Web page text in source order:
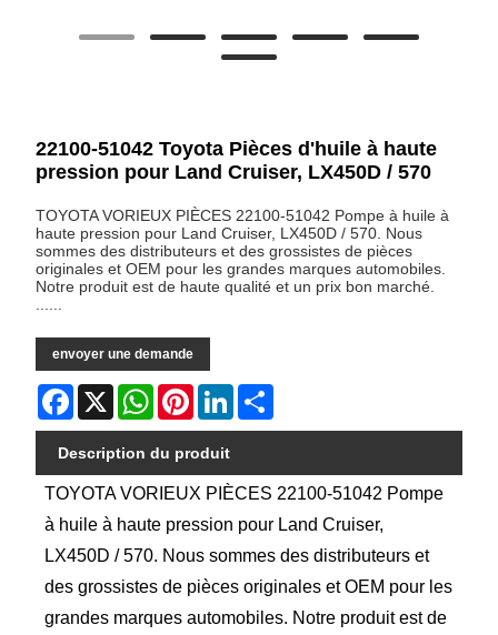
22100-51042 Toyota Pièces d'huile à haute
pression pour Land Cruiser, LX450D / 570
TOYOTA VORIEUX PIÈCES 22100-51042 Pompe à huile à
haute pression pour Land Cruiser, LX450D / 570. Nous
sommes des distributeurs et des grossistes de pièces
originales et OEM pour les grandes marques automobiles.
Notre produit est de haute qualité et un prix bon marché.
envoyer une demande
Facebook
X WhatsAppPinterestLinkedIn
Description du produit
TOYOTA VORIEUX PIÈCES 22100-51042 Pompe
à huile à haute pression pour Land Cruiser,
LX450D / 570. Nous sommes des distributeurs et
des grossistes de pièces originales et OEM pour les
grandes marques automobiles. Notre produit est de